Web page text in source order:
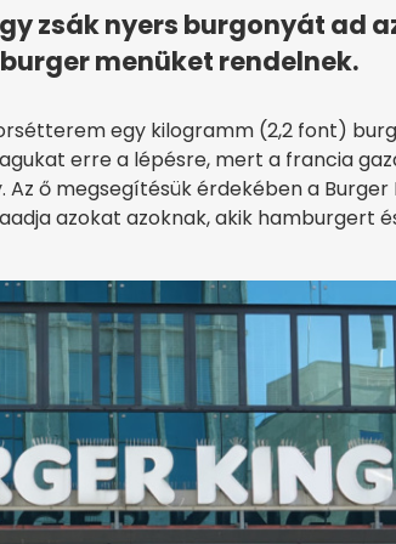
zsák nyers burgonyát ad
menüket rendelnek.
egy kilogramm (2,2 font)
erre a lépésre, mert a francia
ő megsegítésük érdekében a Burger
azokat azoknak, akik hamburgert